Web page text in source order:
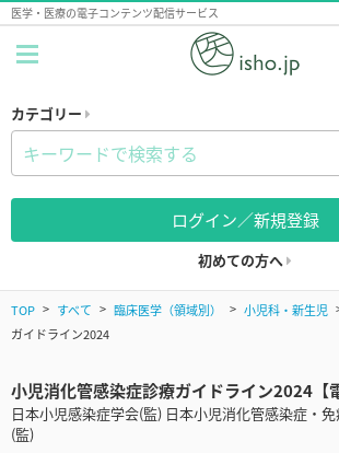
医学・医療の電子コンテンツ配信サービス
カテゴリー
ログイン／新規登録
初めての方へ
TOP すべて 臨床医学（領域別） 小児科・新生児
ガイドライン2024
小児消化管感染症診療ガイドライン2024【
日本小児感染症学会(監) 日本小児消化管感染症・
(監)